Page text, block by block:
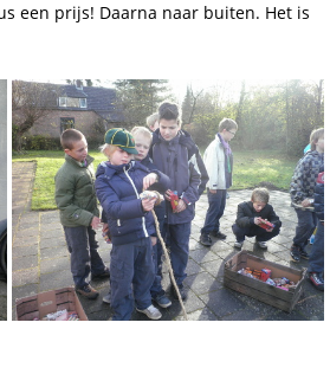
een prijs! Daarna naar buiten. Het is